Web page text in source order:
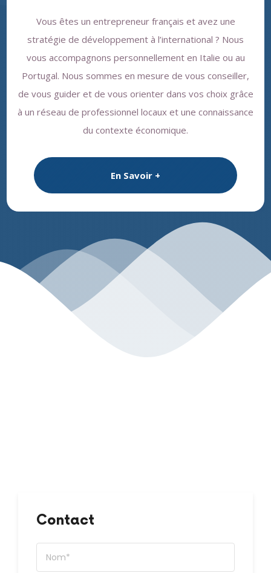
Vous êtes un entrepreneur français et avez une
stratégie de développement à l’international ? Nous
vous accompagnons personnellement en Italie ou au
Portugal. Nous sommes en mesure de vous conseiller,
de vous guider et de vous orienter dans vos choix grâce
à un réseau de professionnel locaux et une connaissance
du contexte économique.
En Savoir +
Contact